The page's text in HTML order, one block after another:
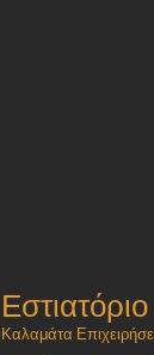
Καλαμάτα